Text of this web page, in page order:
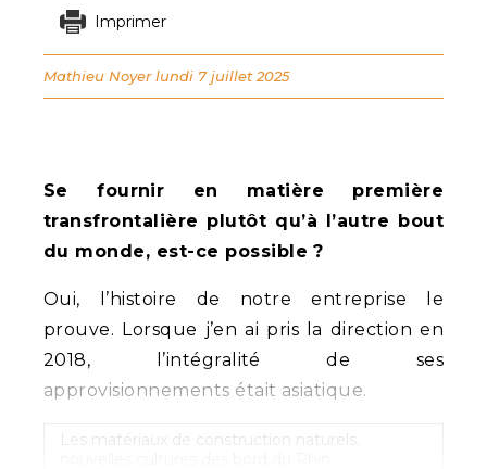
Se fournir en matière première
transfrontalière plutôt qu’à l’autre bout
du monde, est-ce possible ?
Oui, l’histoire de notre entreprise le
prouve. Lorsque j’en ai pris la direction en
2018, l’intégralité de ses
approvisionnements était asiatique.
Les matériaux de construction naturels,
Imprimer
Mathieu Noyer lundi 7 juillet 2025